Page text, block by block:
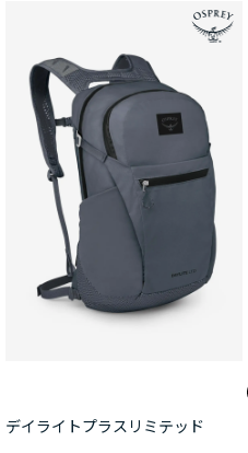
デイライトプラスリミテッド